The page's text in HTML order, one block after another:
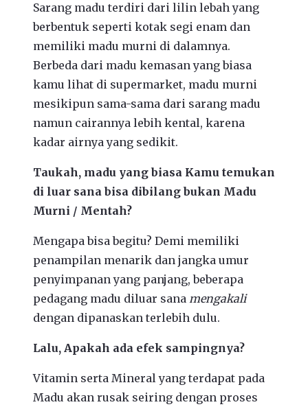
Sarang madu terdiri dari lilin lebah yang
berbentuk seperti kotak segi enam dan
memiliki madu murni di dalamnya.
Berbeda dari madu kemasan yang biasa
kamu lihat di supermarket, madu murni
mesikipun sama-sama dari sarang madu
namun cairannya lebih kental, karena
kadar airnya yang sedikit.
Taukah, madu yang biasa Kamu temukan
di luar sana bisa dibilang bukan Madu
Murni / Mentah?
Mengapa bisa begitu? Demi memiliki
penampilan menarik dan jangka umur
penyimpanan yang panjang, beberapa
pedagang madu diluar sana mengakali
dengan dipanaskan terlebih dulu.
Lalu, Apakah ada efek sampingnya?
Vitamin serta Mineral yang terdapat pada
Madu akan rusak seiring dengan proses